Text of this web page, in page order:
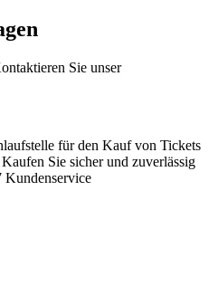
Sie unser
für den Kauf von Tickets
Sie sicher und zuverlässig
Kundenservice